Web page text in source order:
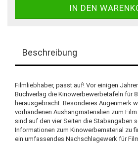
Beschreibung
Filmliebhaber, passt auf! Vor einigen
Buchverlag die Kinowerbewerbetafeln für
herausgebracht. Besonderes Augenmerk
vorhandenen Aushangmaterialien zum
sind auf den vier Seiten die Stabangaben
Informationen zum Kinowerbematerial zu
ein umfassendes Nachschlagewerk für